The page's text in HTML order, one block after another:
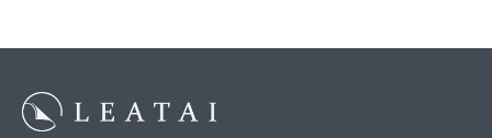
日
日